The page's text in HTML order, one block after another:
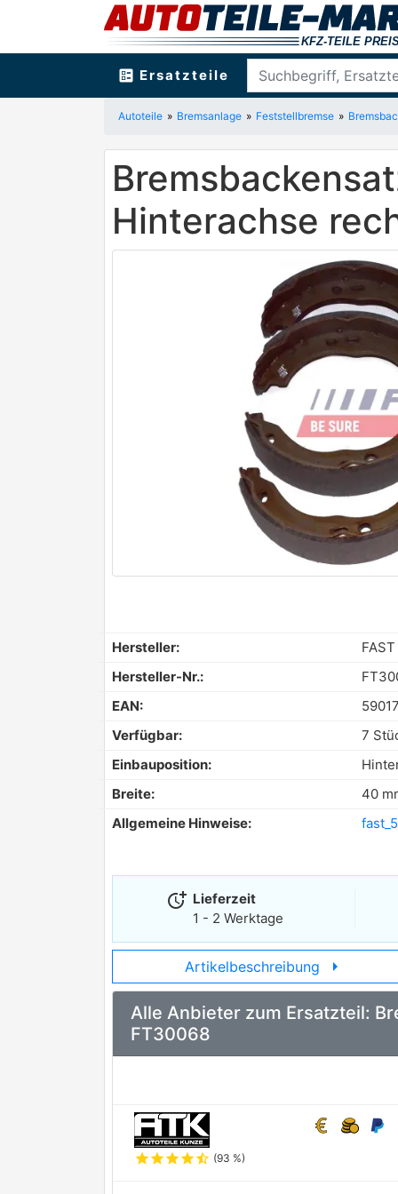
ballot Ersatzteile
Autoteile Bremsanlage Feststellbremse
Hinterachse
Hersteller:
FAST
Hersteller-Nr.:
EAN:
Verfügbar:
7
Einbauposition:
Breite:
40
Allgemeine Hinweise:
more_time Lieferzeit
1 - 2 Werktage
Artikelbeschreibung arrow_right
Alle Anbieter zum Ersatzteil:
FT30068
starstarstarstarstar_half (93 %)